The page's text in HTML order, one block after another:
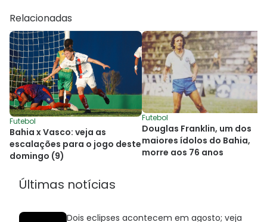
Relacionadas
Futebol
Bahia x Vasco: veja as
escalações para o jogo deste
domingo (9)
Futebol
Douglas Franklin, um dos
maiores ídolos do Bahia,
morre aos 76 anos
Últimas notícias
Dois eclipses acontecem em agosto; veja